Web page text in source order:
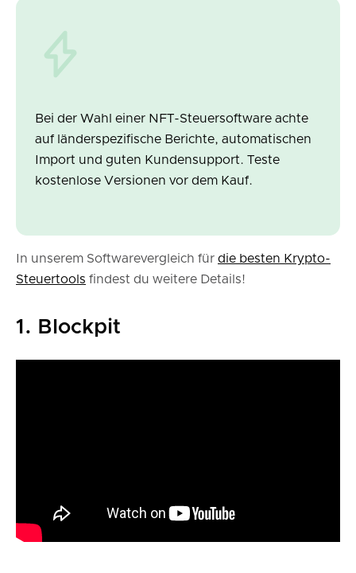
Bei der Wahl einer NFT-Steuersoftware achte
auf länderspezifische Berichte, automatischen
Import und guten Kundensupport. Teste
kostenlose Versionen vor dem Kauf.
In unserem Softwarevergleich für die besten Krypto-
Steuertools findest du weitere Details!
1. Blockpit